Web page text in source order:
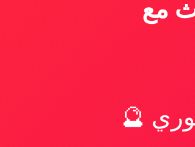
مع
🔮